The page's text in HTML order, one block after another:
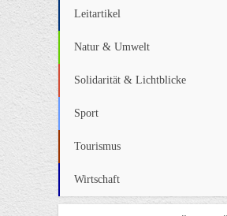
Leitartikel
Natur & Umwelt
Solidarität & Lichtblicke
Sport
Tourismus
Wirtschaft